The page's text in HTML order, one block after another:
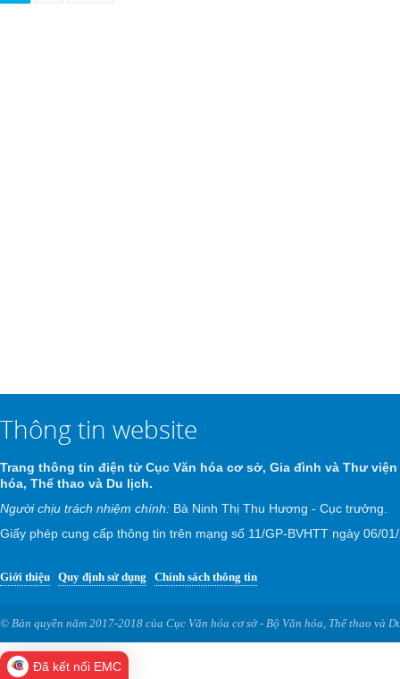
Thông tin website
Trang thông tin điện tử Cục Văn hóa cơ sở, Gia đình và Thư viện
hóa, Thể thao và Du lịch.
Người chịu trách nhiệm chính: Bà Ninh Thị Thu Hương - Cục trưởng.
Giấy phép cung cấp thông tin trên mạng số 11/GP-BVHTT ngày 06/
Giới thiệu Quy định sử dụng Chính sách thông tin
© Bản quyền năm 2017-2018 của Cục Văn hóa cơ sở - Bộ Văn hóa, Thể thao và
Đã kết nối EMC